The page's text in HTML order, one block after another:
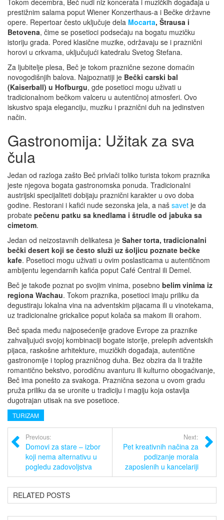
Tokom decembra, Beč nudi niz koncerata i muzičkih događaja u
prestižnim salama poput Wiener Konzerthaus-a i Bečke državne
opere. Repertoar često uključuje dela Mocarta, Štrausa i
Betovena, čime se posetioci podsećaju na bogatu muzičku
istoriju grada. Pored klasične muzike, održavaju se i praznični
horovi u crkvama, uključujući katedralu Svetog Stefana.
Za ljubitelje plesa, Beč je tokom praznične sezone domaćin
novogodišnjih balova. Najpoznatiji je Bečki carski bal
(Kaiserball) u Hofburgu, gde posetioci mogu uživati u
tradicionalnom bečkom valceru u autentičnoj atmosferi. Ovo
iskustvo spaja eleganciju, muziku i praznični duh na jedinstven
način.
Gastronomija: Užitak za sva
čula
Jedan od razloga zašto Beč privlači toliko turista tokom praznika
jeste njegova bogata gastronomska ponuda. Tradicionalni
austrijski specijaliteti dobijaju praznični karakter u ovo doba
godine. Restorani i kafići nude sezonska jela, a naš savet je da
probate pečenu patku sa knedlama i štrudle od jabuka sa
cimetom.
Jedan od neizostavnih delikatesa je Saher torta, tradicionalni
bečki desert koji se često služi uz šoljicu poznate bečke
kafe. Posetioci mogu uživati u ovim poslasticama u autentičnom
ambijentu legendarnih kafića poput Café Central ili Demel.
Beč je takođe poznat po svojim vinima, posebno belim vinima iz
regiona Wachau. Tokom praznika, posetioci imaju priliku da
degustiraju lokalna vina na adventskim pijacama ili u vinotekama,
uz tradicionalne grickalice poput kolača sa makom ili orahom.
Beč spada među najposećenije gradove Evrope za praznike
zahvaljujući svojoj kombinaciji bogate istorije, prelepih adventskih
pijaca, raskošne arhitekture, muzičkih događaja, autentične
gastronomije i toplog prazničnog duha. Bez obzira da li tražite
romantično bekstvo, porodičnu avanturu ili kulturno obogaćivanje,
Beč ima ponešto za svakoga. Praznična sezona u ovom gradu
pruža priliku da se uronite u tradiciju i magiju koja ostavlja
dugotrajan utisak na sve posetioce.
TURIZAM
Previous:
Domovi za stare – izbor
koji nema alternativu u
pogledu zadovoljstva
Next:
Pet kreativnih načina za
podizanje morala
zaposlenih u kancelariji
RELATED POSTS